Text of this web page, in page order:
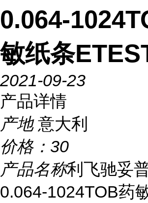
0.064-
敏纸条
2021-09-23
产品详情
产地 意大利
价格： 30
产品名称利飞驰妥
0.064-1024TOB药